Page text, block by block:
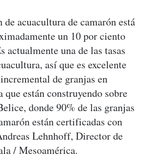
de acuacultura de camarón está
un 10 por ciento
actualmente una de las tasas
así que es excelente
de granjas en
están construyendo sobre
donde 90% de las granjas
están certificadas con
Lehnhoff, Director de
/ Mesoamérica.